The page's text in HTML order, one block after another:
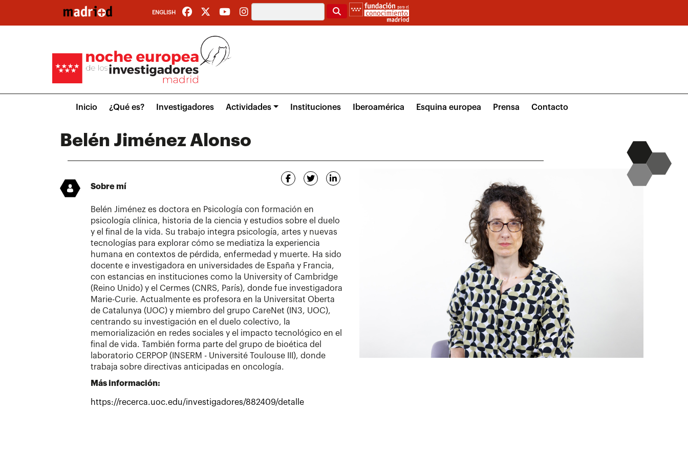
contenido
ENGLISH Buscar
menuInicio ¿Qué es? Investigadores Actividades Instituciones Iberoamérica Esquina europea Prensa Contacto
Belén Jiménez Alonso
Sobre mí
Belén Jiménez es doctora en Psicología con formación en
psicología clínica, historia de la ciencia y estudios sobre el duelo
y el final de la vida. Su trabajo integra psicología, artes y nuevas
tecnologías para explorar cómo se mediatiza la experiencia
humana en contextos de pérdida, enfermedad y muerte. Ha sido
docente e investigadora en universidades de España y Francia,
con estancias en instituciones como la University of Cambridge
(Reino Unido) y el Cermes (CNRS, París), donde fue investigadora
Marie-Curie. Actualmente es profesora en la Universitat Oberta
de Catalunya (UOC) y miembro del grupo CareNet (IN3, UOC),
centrando su investigación en el duelo colectivo, la
memorialización en redes sociales y el impacto tecnológico en el
final de vida. También forma parte del grupo de bioética del
laboratorio CERPOP (INSERM - Université Toulouse III), donde
trabaja sobre directivas anticipadas en oncología.
Más información:
https://recerca.uoc.edu/investigadores/882409/detalle